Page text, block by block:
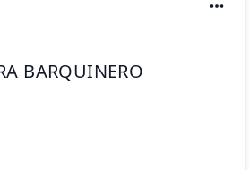
BARQUINERO